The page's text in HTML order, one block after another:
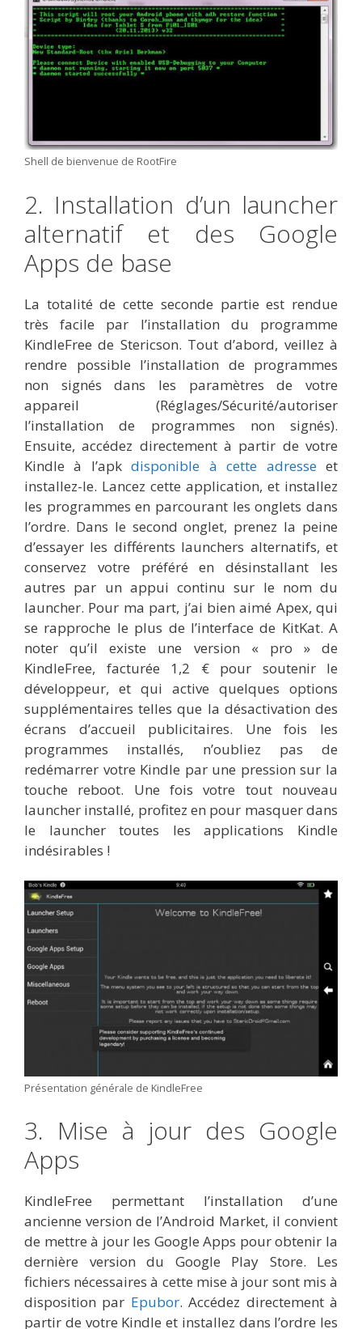
Shell de bienvenue de RootFire
2. Installation d’un launcher
alternatif et des Google
Apps de base
La totalité de cette seconde partie est rendue
très facile par l’installation du programme
KindleFree de Stericson. Tout d’abord, veillez à
rendre possible l’installation de programmes
non signés dans les paramètres de votre
appareil (Réglages/Sécurité/autoriser
l’installation de programmes non signés).
Ensuite, accédez directement à partir de votre
Kindle à l’apkdisponible à cette adresseet
installez-le. Lancez cette application, et installez
les programmes en parcourant les onglets dans
l’ordre. Dans le second onglet, prenez la peine
d’essayer les différents launchers alternatifs, et
conservez votre préféré en désinstallant les
autres par un appui continu sur le nom du
launcher. Pour ma part, j’ai bien aimé Apex, qui
se rapproche le plus de l’interface de KitKat. A
noter qu’il existe une version « pro » de
KindleFree, facturée 1,2 € pour soutenir le
développeur, et qui active quelques options
supplémentaires telles que la désactivation des
écrans d’accueil publicitaires. Une fois les
programmes installés, n’oubliez pas de
redémarrer votre Kindle par une pression sur la
touche reboot. Une fois votre tout nouveau
launcher installé, profitez en pour masquer dans
le launcher toutes les applications Kindle
indésirables !
Présentation générale de KindleFree
3. Mise à jour des Google
Apps
KindleFree permettant l’installation d’une
ancienne version de l’Android Market, il convient
de mettre à jour les Google Apps pour obtenir la
dernière version du Google Play Store. Les
fichiers nécessaires à cette mise à jour sont mis à
disposition par Epubor. Accédez directement à
partir de votre Kindle et installez dans l’ordre les